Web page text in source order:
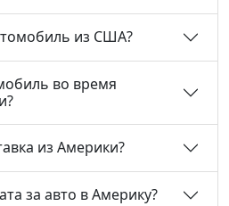
из США?
во время
из Америки?
за авто в Америку?